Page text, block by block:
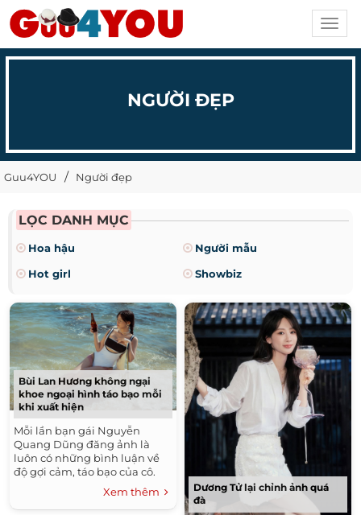
NGƯỜI ĐẸP
Guu4YOU Người đẹp
LỌC DANH MỤC
Hoa hậu
Người mẫu
Hot girl
Showbiz
Bùi Lan Hương không ngại
khoe ngoại hình táo bạo mỗi
khi xuất hiện
Mỗi lần bạn gái Nguyễn
Quang Dũng đăng ảnh là
luôn có những bình luận về
độ gợi cảm, táo bạo của cô.
Xem thêm
Dương Tử lại chỉnh ảnh quá
đà